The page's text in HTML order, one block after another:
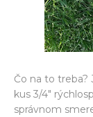
Čo na to treba?
kus 3/4"
správnom